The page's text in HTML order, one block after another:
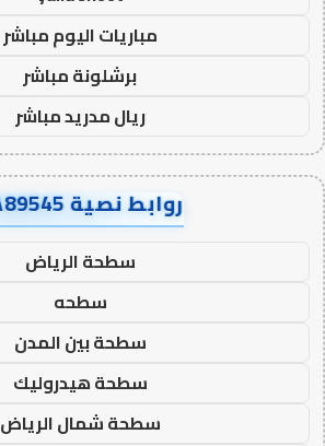
مباريات اليوم مباشر
برشلونة مباشر
ريال مدريد مباشر
روابط نصية AA89545
سطحة الرياض
سطحه
سطحة بين المدن
سطحة هيدروليك
سطحة شمال الرياض